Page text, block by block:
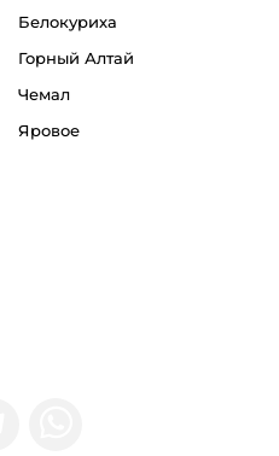
Белокуриха
Горный Алтай
Чемал
Яровое